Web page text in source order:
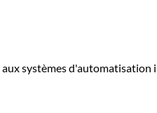
systèmes d'automatisation